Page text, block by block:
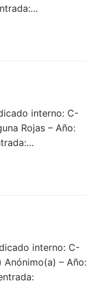
interno: C-
Rojas – Año:
interno: C-
– Año: